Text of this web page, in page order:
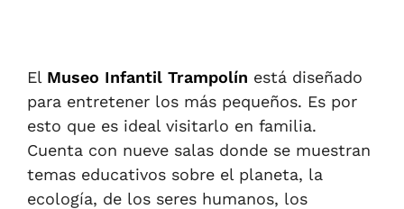
El Museo Infantil Trampolín está diseñado
para entretener los más pequeños. Es por
esto que es ideal visitarlo en familia.
Cuenta con nueve salas donde se muestran
temas educativos sobre el planeta, la
ecología, de los seres humanos, los